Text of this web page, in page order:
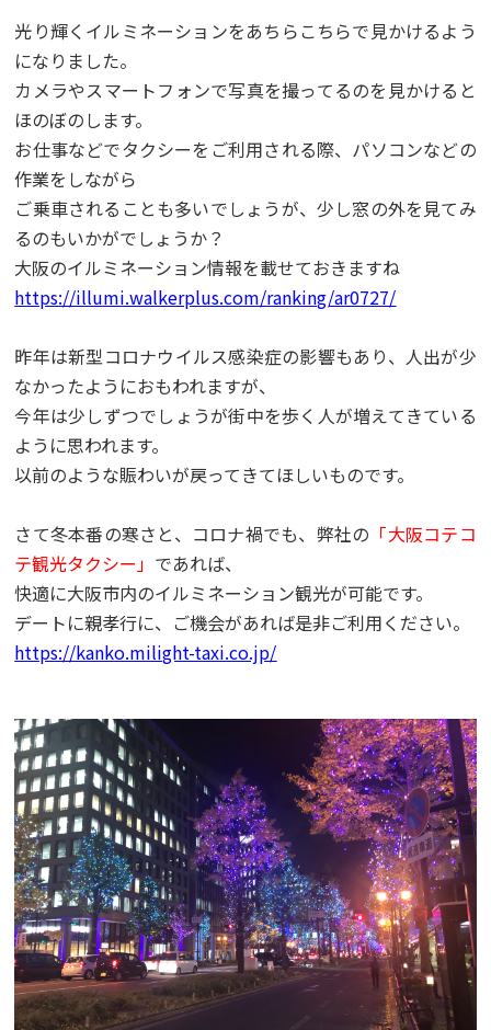
光り輝くイルミネーションをあちらこちらで見かけるよう
になりました。
カメラやスマートフォンで写真を撮ってるのを見かけると
ほのぼのします。
お仕事などでタクシーをご利用される際、パソコンなどの
作業をしながら
ご乗車されることも多いでしょうが、少し窓の外を見てみ
るのもいかがでしょうか？
大阪のイルミネーション情報を載せておきますね
https://illumi.walkerplus.com/ranking/ar0727/
昨年は新型コロナウイルス感染症の影響もあり、人出が少
なかったようにおもわれますが、
今年は少しずつでしょうが街中を歩く人が増えてきている
ように思われます。
以前のような賑わいが戻ってきてほしいものです。
さて冬本番の寒さと、コロナ禍でも、弊社の 「大阪コテコ
テ観光タクシー」 であれば、
快適に大阪市内のイルミネーション観光が可能です。
デートに親孝行に、ご機会があれば是非ご利用ください。
https://kanko.milight-taxi.co.jp/